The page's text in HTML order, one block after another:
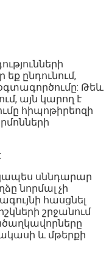
ընդունում,
Թեև
այն կարող է
հիպոթիրեոզի
սննդարար
նորմալ չի
հասցնել
շրջանում
և մթերքի